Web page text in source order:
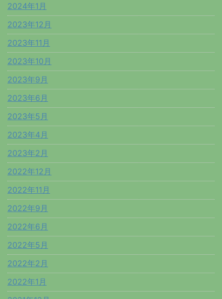
2024年1月
2023年12月
2023年11月
2023年10月
2023年9月
2023年6月
2023年5月
2023年4月
2023年2月
2022年12月
2022年11月
2022年9月
2022年6月
2022年5月
2022年2月
2022年1月